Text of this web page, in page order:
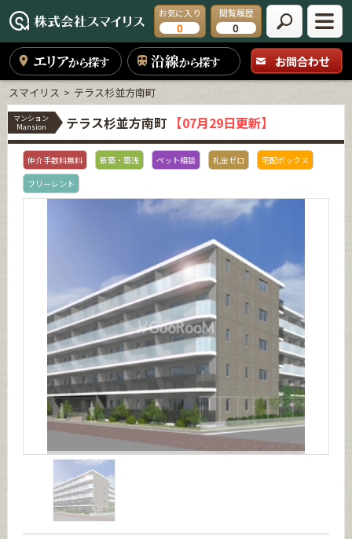
お気に入り
0
閲覧履歴
0
エリアから探す 沿線から探す お問合わせ
スマイリス テラス杉並方南町
マンション
Mansion
テラス杉並方南町 【07月29日更新】
仲介手数料無料 新築・築浅 ペット相談 礼金ゼロ
宅配ボックス
フリーレント